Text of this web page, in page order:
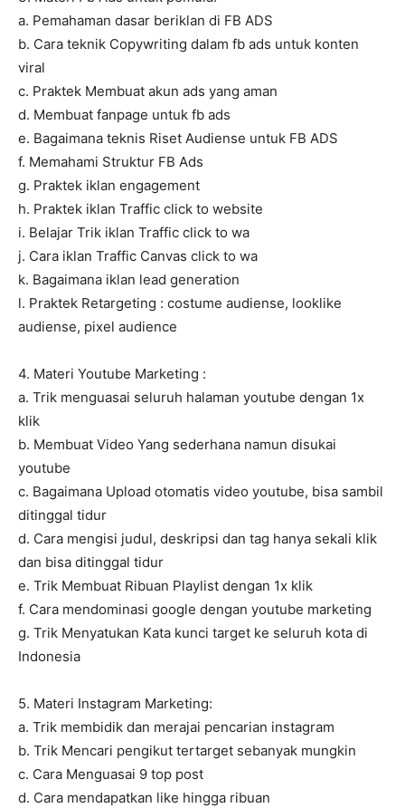
a. Pemahaman dasar beriklan di FB ADS
b. Cara teknik Copywriting dalam fb ads untuk konten
viral
c. Praktek Membuat akun ads yang aman
d. Membuat fanpage untuk fb ads
e. Bagaimana teknis Riset Audiense untuk FB ADS
f. Memahami Struktur FB Ads
g. Praktek iklan engagement
h. Praktek iklan Traffic click to website
i. Belajar Trik iklan Traffic click to wa
j. Cara iklan Traffic Canvas click to wa
k. Bagaimana iklan lead generation
l. Praktek Retargeting : costume audiense, looklike
audiense, pixel audience
4. Materi Youtube Marketing :
a. Trik menguasai seluruh halaman youtube dengan 1x
klik
b. Membuat Video Yang sederhana namun disukai
youtube
c. Bagaimana Upload otomatis video youtube, bisa sambil
ditinggal tidur
d. Cara mengisi judul, deskripsi dan tag hanya sekali klik
dan bisa ditinggal tidur
e. Trik Membuat Ribuan Playlist dengan 1x klik
f. Cara mendominasi google dengan youtube marketing
g. Trik Menyatukan Kata kunci target ke seluruh kota di
Indonesia
5. Materi Instagram Marketing:
a. Trik membidik dan merajai pencarian instagram
b. Trik Mencari pengikut tertarget sebanyak mungkin
c. Cara Menguasai 9 top post
d. Cara mendapatkan like hingga ribuan